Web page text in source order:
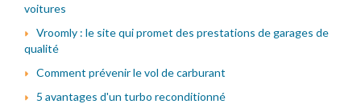
voitures
Vroomly : le site qui promet des prestations de garages de
qualité
Comment prévenir le vol de carburant
5 avantages d'un turbo reconditionné